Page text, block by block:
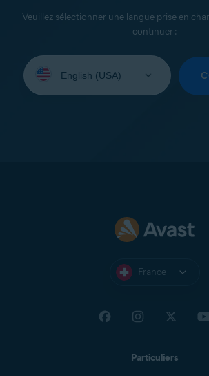
Veuillez sélectionner une langue prise en
continuer :
une
France
Particuliers